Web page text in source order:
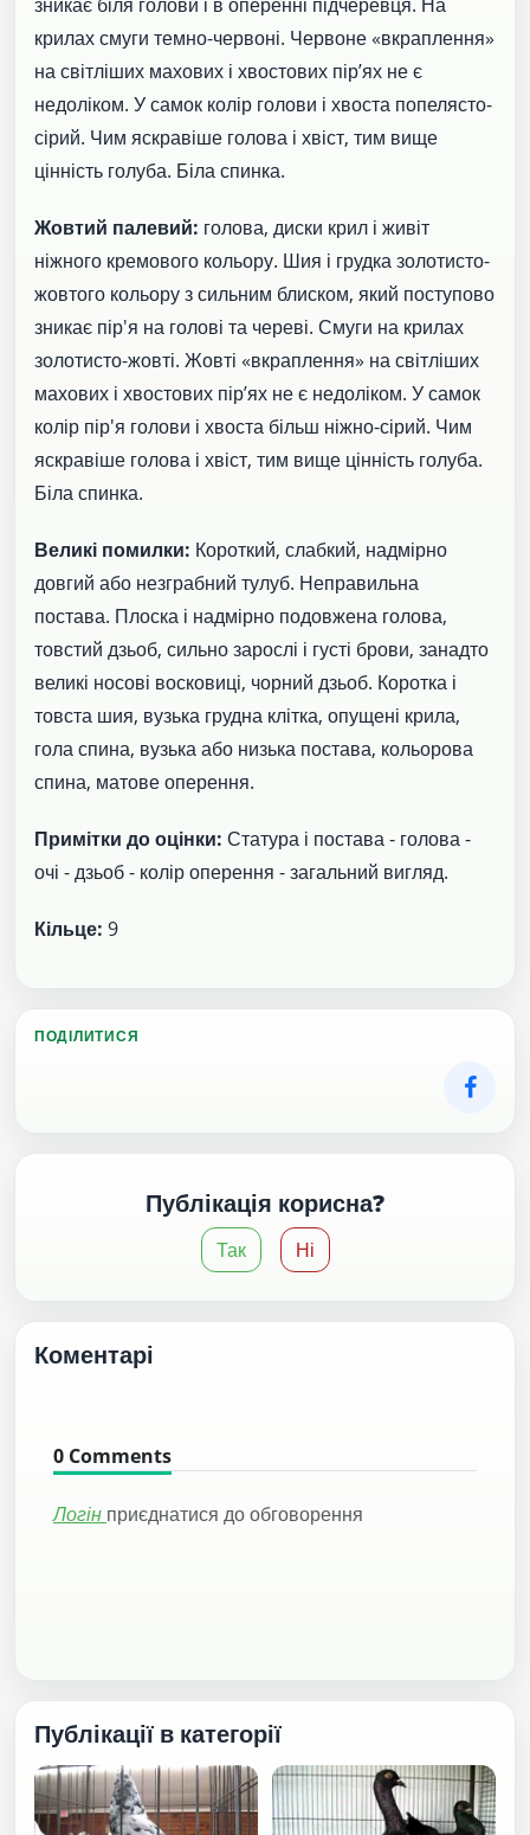
крилах смуги темно-червоні. Червоне «вкраплення»
на світліших махових і хвостових пір’ях не є
недоліком. У самок колір голови і хвоста попелясто-
сірий. Чим яскравіше голова і хвіст, тим вище
цінність голуба. Біла спинка.
Жовтий палевий: голова, диски крил і живіт
ніжного кремового кольору. Шия і грудка золотисто-
жовтого кольору з сильним блиском, який поступово
зникає пір'я на голові та череві. Смуги на крилах
золотисто-жовті. Жовті «вкраплення» на світліших
махових і хвостових пір’ях не є недоліком. У самок
колір пір'я голови і хвоста більш ніжно-сірий. Чим
яскравіше голова і хвіст, тим вище цінність голуба.
Біла спинка.
Великі помилки: Короткий, слабкий, надмірно
довгий або незграбний тулуб. Неправильна
постава. Плоска і надмірно подовжена голова,
товстий дзьоб, сильно зарослі і густі брови, занадто
великі носові восковиці, чорний дзьоб. Коротка і
товста шия, вузька грудна клітка, опущені крила,
гола спина, вузька або низька постава, кольорова
спина, матове оперення.
Примітки до оцінки: Статура і постава - голова -
очі - дзьоб - колір оперення - загальний вигляд.
Кільце: 9
ПОДІЛИТИСЯ
Публікація корисна?
Так Ні
Коментарі
0 Comments
Логін приєднатися до обговорення
Публікації в категорії